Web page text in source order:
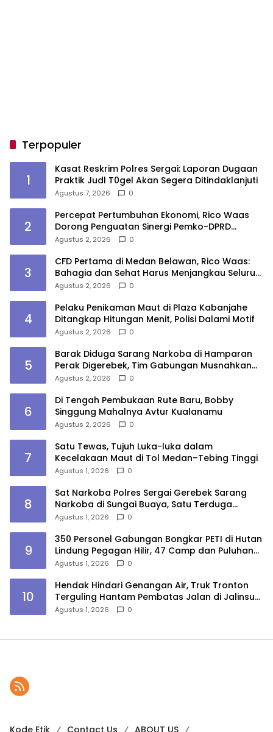
Terpopuler
1
Kasat Reskrim Polres Sergai: Laporan Dugaan
Praktik Judl T0gel Akan Segera Ditindaklanjuti
Agustus 7, 2026 0
2
Percepat Pertumbuhan Ekonomi, Rico Waas
Dorong Penguatan Sinergi Pemko-DPRD
Medan
Agustus 2, 2026 0
3
CFD Pertama di Medan Belawan, Rico Waas:
Bahagia dan Sehat Harus Menjangkau Seluruh
Sudut Kota Medan
Agustus 2, 2026 0
4
Pelaku Penikaman Maut di Plaza Kabanjahe
Ditangkap Hitungan Menit, Polisi Dalami Motif
Agustus 2, 2026 0
5
Barak Diduga Sarang Narkoba di Hamparan
Perak Digerebek, Tim Gabungan Musnahkan
Lokasi
Agustus 2, 2026 0
6
Di Tengah Pembukaan Rute Baru, Bobby
Singgung Mahalnya Avtur Kualanamu
Agustus 2, 2026 0
7
Satu Tewas, Tujuh Luka-luka dalam
Kecelakaan Maut di Tol Medan–Tebing Tinggi
Agustus 1, 2026 0
8
Sat Narkoba Polres Sergai Gerebek Sarang
Narkoba di Sungai Buaya, Satu Terduga
Pelaku Diamankan
Agustus 1, 2026 0
9
350 Personel Gabungan Bongkar PETI di Hutan
Lindung Pegagan Hilir, 47 Camp dan Puluhan
Peralatan Dimusnahkan
Agustus 1, 2026 0
10
Hendak Hindari Genangan Air, Truk Tronton
Terguling Hantam Pembatas Jalan di Jalinsum
Sergai
Agustus 1, 2026 0
Kode Etik Contact Us ABOUT US